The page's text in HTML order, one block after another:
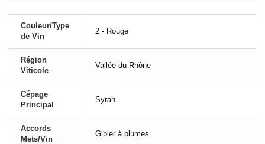
Couleur/Type
de Vin
2 - Rouge
Région
Viticole
Vallée du Rhône
Cépage
Principal
Syrah
Accords
Mets/Vin
Gibier à plumes